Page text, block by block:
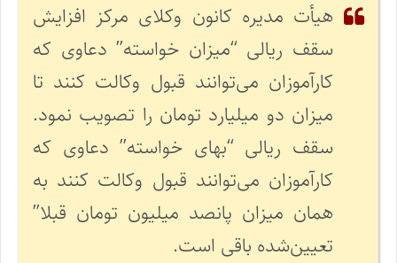
هیأت‌ مدیره کانون وکلای مرکز افزایش
سقف ریالی “میزان خواسته” دعاوی که
کارآموزان می‌توانند قبول وکالت کنند تا
میزان دو میلیارد تومان را تصویب نمود.
سقف ریالی “بهای خواسته” دعاوی که
کارآموزان می‌توانند قبول وکالت کنند به
همان میزان پانصد میلیون تومان قبلا”
تعیین‌شده باقی است.